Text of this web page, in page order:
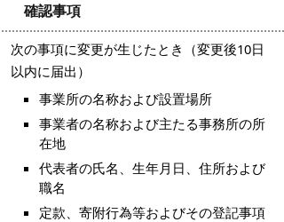
確認事項
次の事項に変更が生じたとき（変更後10日
以内に届出）
事業所の名称および設置場所
事業者の名称および主たる事務所の所
在地
代表者の氏名、生年月日、住所および
職名
定款、寄附行為等およびその登記事項